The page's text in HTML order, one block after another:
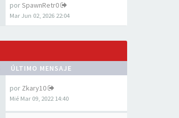
porSpawnRetr0
Mar Jun 02, 2026 22:04
ÚLTIMO MENSAJE
por Zkary10
Mié Mar 09, 2022 14:40